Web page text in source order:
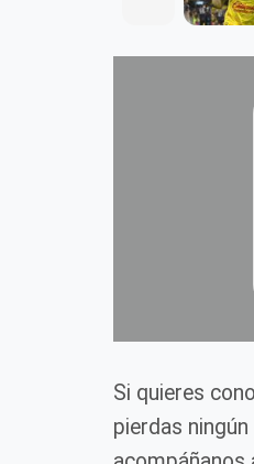
Si quieres
pierdas